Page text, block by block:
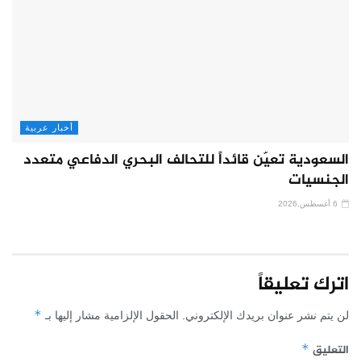
أخبار عربية
السعودية تعيّن قائداً للتحالف البحري الدفاعي متعدد
الجنسيات
اترك تعليقاً
لن يتم نشر عنوان بريدك الإلكتروني. الحقول الإلزامية مشار إليها بـ *
التعليق *